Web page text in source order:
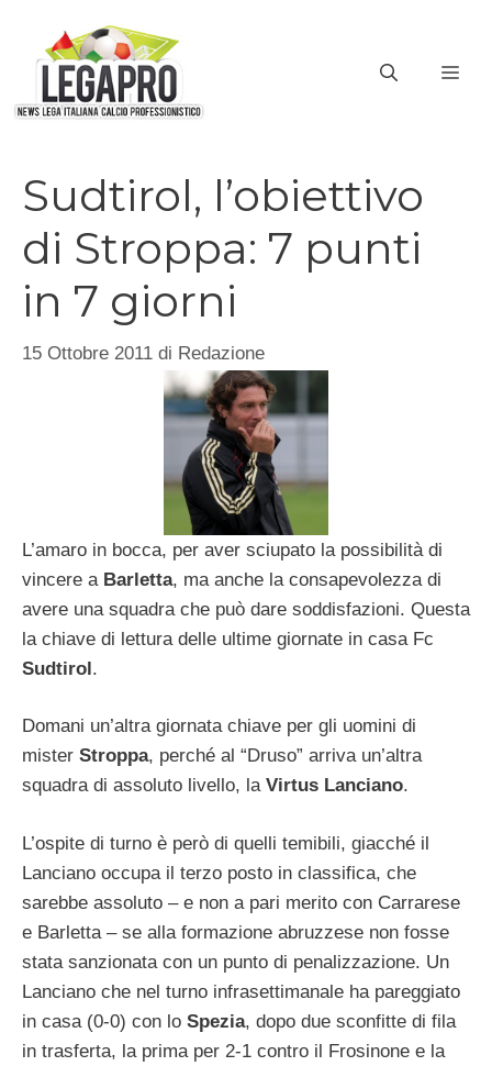
contenuto
Sudtirol, l’obiettivo
di Stroppa: 7 punti
in 7 giorni
15 Ottobre 2011 di Redazione
L’amaro in bocca, per aver sciupato la possibilità di
vincere a Barletta, ma anche la consapevolezza di
avere una squadra che può dare soddisfazioni. Questa
la chiave di lettura delle ultime giornate in casa Fc
Sudtirol.
Domani un’altra giornata chiave per gli uomini di
mister Stroppa, perché al “Druso” arriva un’altra
squadra di assoluto livello, la Virtus Lanciano.
L’ospite di turno è però di quelli temibili, giacché il
Lanciano occupa il terzo posto in classifica, che
sarebbe assoluto – e non a pari merito con Carrarese
e Barletta – se alla formazione abruzzese non fosse
stata sanzionata con un punto di penalizzazione. Un
Lanciano che nel turno infrasettimanale ha pareggiato
in casa (0-0) con lo Spezia, dopo due sconfitte di fila
in trasferta, la prima per 2-1 contro il Frosinone e la